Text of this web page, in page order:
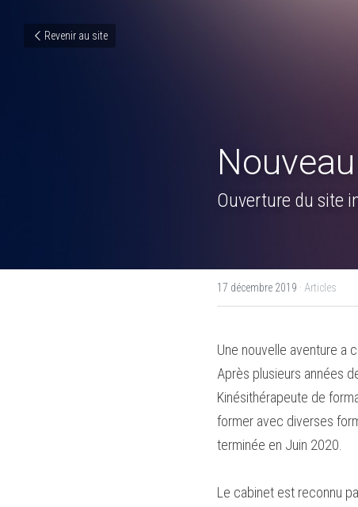
Revenir au site
Ouverture du site
17 décembre 2019 · Articles
Une nouvelle aventure a
Après plusieurs années
Kinésithérapeute de
former avec diverses
terminée en Juin 2020.
Le cabinet est reconnu